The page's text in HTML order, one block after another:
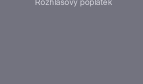
Rozhlasový poplatek